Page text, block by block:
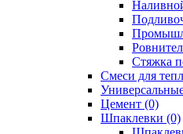
Стяжка
Смеси для
Цемент (0)
Шпаклевки (0)